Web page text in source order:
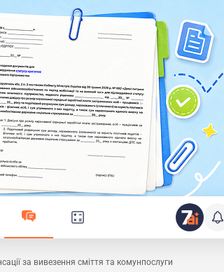
за вивезення сміття та комунпослуги